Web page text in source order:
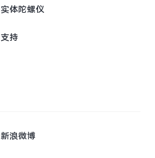
实体陀螺仪
支持
新浪微博